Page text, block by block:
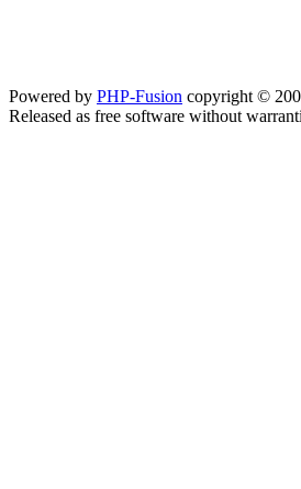
Powered by PHP-Fusion copyright ©
Released as free software without